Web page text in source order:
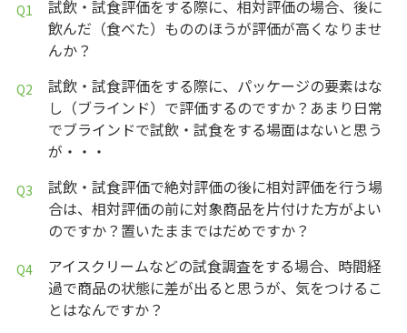
試飲・試食評価をする際に、相対評価の場合、後に
飲んだ（食べた）もののほうが評価が高くなりませ
んか？
試飲・試食評価をする際に、パッケージの要素はな
し（ブラインド）で評価するのですか？あまり日常
でブラインドで試飲・試食をする場面はないと思う
が・・・
試飲・試食評価で絶対評価の後に相対評価を行う場
合は、相対評価の前に対象商品を片付けた方がよい
のですか？置いたままではだめですか？
アイスクリームなどの試食調査をする場合、時間経
過で商品の状態に差が出ると思うが、気をつけるこ
とはなんですか？